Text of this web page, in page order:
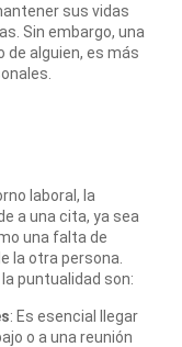
sus vidas
Sin embargo, una
de alguien, es más
laboral, la
a una cita, ya sea
una falta de
la otra persona.
puntualidad son:
: Es esencial llegar
o a una reunión